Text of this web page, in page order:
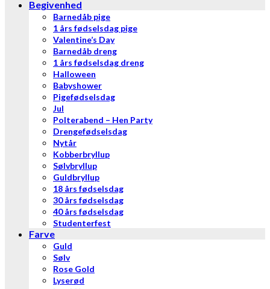
Begivenhed
Barnedåb pige
1 års fødselsdag pige
Valentine’s Day
Barnedåb dreng
1 års fødselsdag dreng
Halloween
Babyshower
Pigefødselsdag
Jul
Polterabend – Hen Party
Drengefødselsdag
Nytår
Kobberbryllup
Sølvbryllup
Guldbryllup
18 års fødselsdag
30 års fødselsdag
40 års fødselsdag
Studenterfest
Farve
Guld
Sølv
Rose Gold
Lyserød